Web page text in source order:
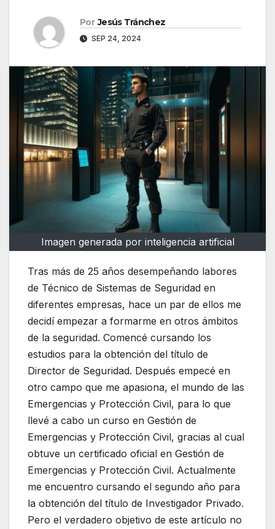
Por Jesús Tránchez
SEP 24, 2024
Imagen generada por inteligencia artificial
Tras más de 25 años desempeñando labores
de Técnico de Sistemas de Seguridad en
diferentes empresas, hace un par de ellos me
decidí empezar a formarme en otros ámbitos
de la seguridad. Comencé cursando los
estudios para la obtención del título de
Director de Seguridad. Después empecé en
otro campo que me apasiona, el mundo de las
Emergencias y Protección Civil, para lo que
llevé a cabo un curso en Gestión de
Emergencias y Protección Civil, gracias al cual
obtuve un certificado oficial en Gestión de
Emergencias y Protección Civil. Actualmente
me encuentro cursando el segundo año para
la obtención del título de Investigador Privado.
Pero el verdadero objetivo de este artículo no